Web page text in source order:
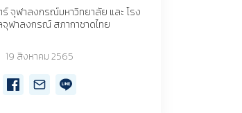
จุฬาลงกรณ์มหาวิทยาลัย และ โรง
ฬาลงกรณ์ สภากาชาดไทย
19 สิงหาคม 2565